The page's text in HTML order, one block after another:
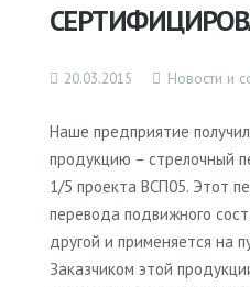
20.03.2015 Новости и
Наше предприятие
продукцию – стрелочный
1/5 проекта ВСП05. Этот
перевода подвижного
другой и применяется на
Заказчиком этой